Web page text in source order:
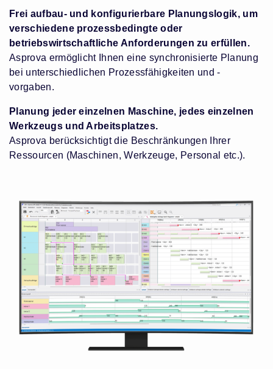
Frei aufbau- und konfigurierbare Planungslogik, um
verschiedene prozessbedingte oder
betriebswirtschaftliche Anforderungen zu erfüllen.
Asprova ermöglicht Ihnen eine synchronisierte Planung
bei unterschiedlichen Prozessfähigkeiten und -
vorgaben.
Planung jeder einzelnen Maschine, jedes einzelnen
Werkzeugs und Arbeitsplatzes.
Asprova berücksichtigt die Beschränkungen Ihrer
Ressourcen (Maschinen, Werkzeuge, Personal etc.).